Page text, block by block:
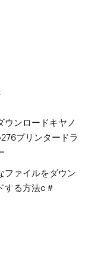
ウンロードキヤノ
プリンタードラ
ファイルをダウン
する方法c＃